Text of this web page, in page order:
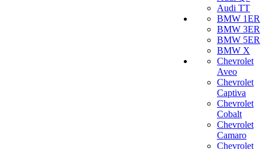
Audi TT
BMW 1ER
BMW 3ER
BMW 5ER
BMW X
Chevrolet
Aveo
Chevrolet
Captiva
Chevrolet
Cobalt
Chevrolet
Camaro
Chevrolet